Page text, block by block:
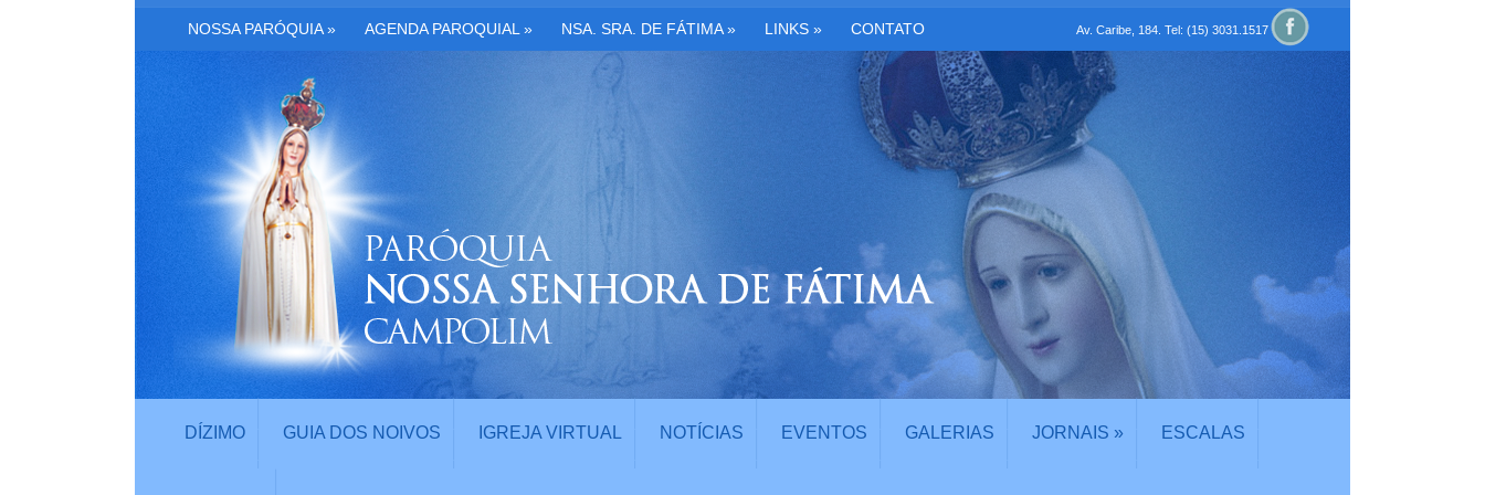
NOSSA PARÓQUIA» AGENDA PAROQUIAL » NSA. SRA. DE FÁTIMA» LINKS » CONTATO Av. Caribe, 184. Tel: (15) 3031.1517
DÍZIMO GUIA DOS NOIVOS IGREJA VIRTUAL NOTÍCIAS EVENTOS GALERIAS JORNAIS » ESCALAS